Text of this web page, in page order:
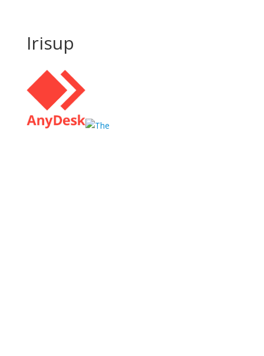
Irisup